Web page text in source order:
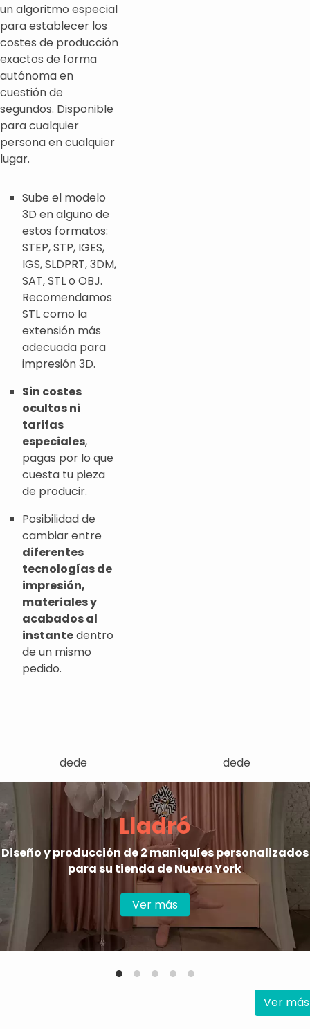
un algoritmo especial
para establecer los
costes de producción
exactos de forma
autónoma en
cuestión de
segundos. Disponible
para cualquier
persona en cualquier
lugar.
Sube el modelo
3D en alguno de
estos formatos:
STEP, STP, IGES,
IGS, SLDPRT, 3DM,
SAT, STL o OBJ.
Recomendamos
STL como la
extensión más
adecuada para
impresión 3D.
Sin costes
ocultos ni
tarifas
especiales,
pagas por lo que
cuesta tu pieza
de producir.
Posibilidad de
cambiar entre
diferentes
tecnologías de
impresión,
materiales y
acabados al
instantedentro
de un mismo
pedido.
dede dede
Lladró
Diseño y producción de 2 maniquíes personalizados
para su tienda de Nueva York
Ver más
Ver más